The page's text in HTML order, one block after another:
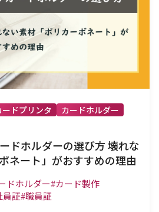
ードプリンタ カードホルダー
ドホルダーの選び方 壊れな
ネート」がおすすめの理由
ドホルダー#カード製作
員証#職員証